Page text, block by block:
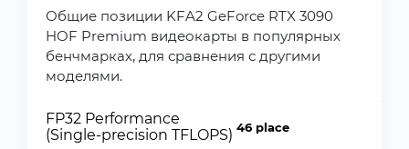
Общие позиции KFA2 GeForce RTX 3090
HOF Premium видеокарты в популярных
бенчмарках, для сравнения с другими
моделями.
FP32 Performance
(Single-precision TFLOPS) 46 place